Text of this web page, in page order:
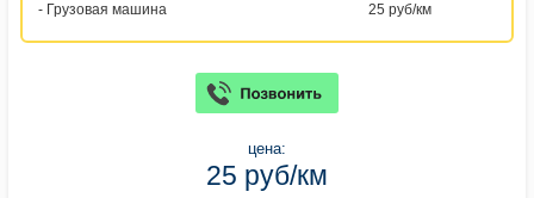
- Грузовая машина 25 руб/км
цена:
25 руб/км